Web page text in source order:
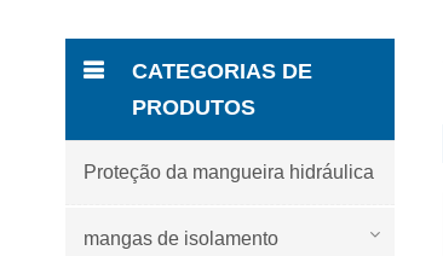
CATEGORIAS DE
PRODUTOS
Proteção da mangueira hidráulica
mangas de isolamento